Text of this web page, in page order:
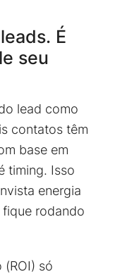
É
seu
lead como
contatos têm
base em
timing. Isso
energia
rodando
só